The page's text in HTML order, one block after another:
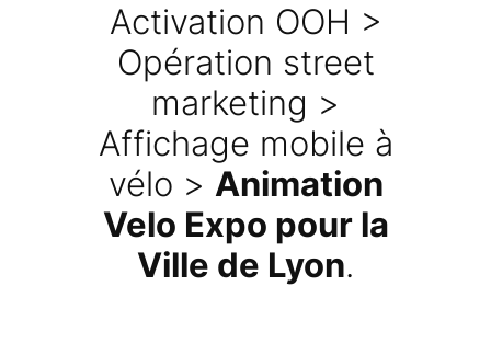
Activation OOH >
Opération street
marketing >
Affichage mobile à
vélo > Animation
Velo Expo pour la
Ville de Lyon.